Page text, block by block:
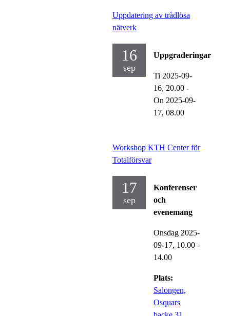
Uppdatering av trådlösa
nätverk
16
sep
Uppgraderingar
Ti 2025-09-
16, 20.00 -
On 2025-09-
17, 08.00
Workshop KTH Center för
Totalförsvar
17
sep
Konferenser
och
evenemang
Onsdag 2025-
09-17, 10.00 -
14.00
Plats:
Salongen,
Osquars